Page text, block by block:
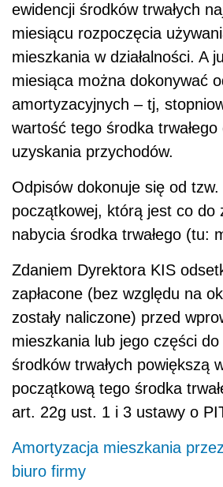
ewidencji środków trwałych
miesiącu rozpoczęcia
mieszkania w działalności. A
miesiąca można dokonywać
amortyzacyjnych – tj,
wartość tego środka
uzyskania przychodów.
Odpisów dokonuje się od
początkowej, którą jest co do
nabycia środka trwałego (tu:
Zdaniem Dyrektora KIS
zapłacone (bez względu na
zostały naliczone) przed
mieszkania lub jego części do
środków trwałych powiększą
początkową tego środka
art. 22g ust. 1 i 3 ustawy o
Amortyzacja mieszkania
biuro firmy